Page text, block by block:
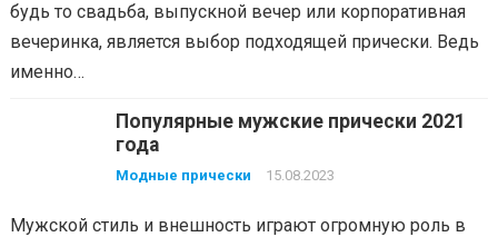
будь то свадьба, выпускной вечер или корпоративная
вечеринка, является выбор подходящей прически. Ведь
именно…
Популярные мужские прически 2021
года
Модные прически 15.08.2023
Мужской стиль и внешность играют огромную роль в